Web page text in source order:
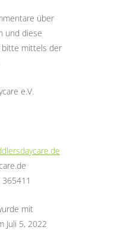
über
und diese
bitte mittels der
e.V.
mit
Juli 5, 2022